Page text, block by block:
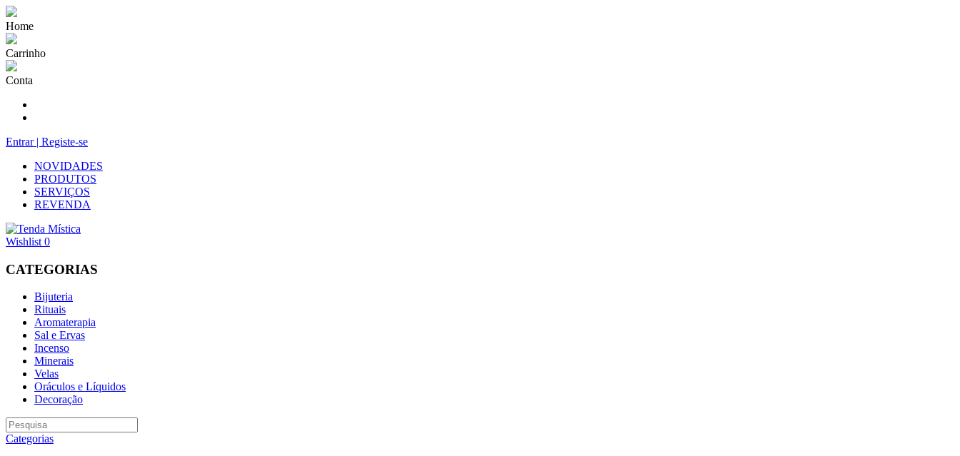
Home
Carrinho
Conta
Entrar | Registe-se
NOVIDADES
PRODUTOS
SERVIÇOS
REVENDA
Wishlist 0
CATEGORIAS
Bijuteria
Rituais
Aromaterapia
Sal e Ervas
Incenso
Minerais
Velas
Oráculos e Líquidos
Decoração
Categorias